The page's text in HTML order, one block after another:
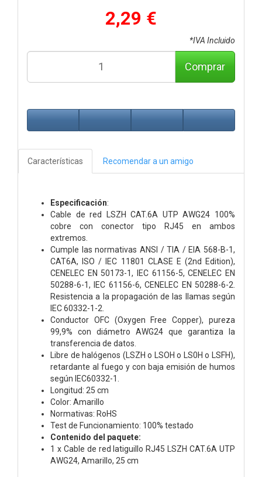
2,29 €
*IVA Incluido
Comprar
Características Recomendar a un amigo
Especificación:
Cable de red LSZH CAT.6A UTP AWG24 100%
cobre con conector tipo RJ45 en ambos
extremos.
Cumple las normativas ANSI / TIA / EIA 568-B-1,
CAT6A, ISO / IEC 11801 CLASE E (2nd Edition),
CENELEC EN 50173-1, IEC 61156-5, CENELEC EN
50288-6-1, IEC 61156-6, CENELEC EN 50288-6-2.
Resistencia a la propagación de las llamas según
IEC 60332-1-2.
Conductor OFC (Oxygen Free Copper), pureza
99,9% con diámetro AWG24 que garantiza la
transferencia de datos.
Libre de halógenos (LSZH o LSOH o LS0H o LSFH),
retardante al fuego y con baja emisión de humos
según IEC60332-1.
Longitud: 25 cm
Color: Amarillo
Normativas: RoHS
Test de Funcionamiento: 100% testado
Contenido del paquete:
1 x Cable de red latiguillo RJ45 LSZH CAT.6A UTP
AWG24, Amarillo, 25 cm